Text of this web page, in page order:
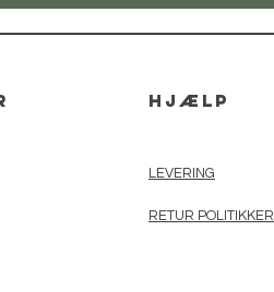
hjælp
LEVERING
RETUR POLITIKKER